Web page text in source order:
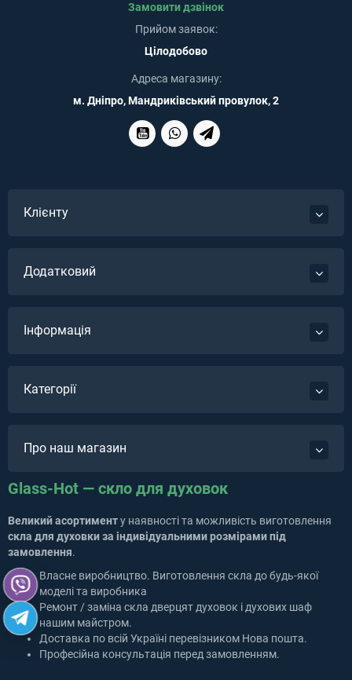
Замовити дзвінок
Прийом заявок:
Цілодобово
Адреса магазину:
м. Дніпро, Мандриківський провулок, 2
Клієнту
Додатковий
Інформація
Категорії
Про наш магазин
Glass-Hot — скло для духовок
Великий асортименту наявності та можливість виготовлення
скла для духовки за індивідуальними розмірами під
замовлення.
Власне виробництво. Виготовлення скла до будь-якої
моделі та виробника
Ремонт / заміна скла дверцят духовок і духових шаф
нашим майстром.
Доставка по всій Україні перевізником Нова пошта.
Професійна консультація перед замовленням.